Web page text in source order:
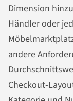
Dimension
Händler oder
andere
Checkout-